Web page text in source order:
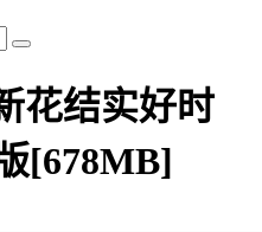
花结实好时
[678MB]